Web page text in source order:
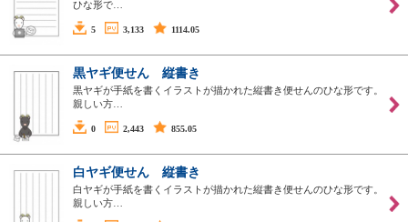
ひな形で…
5 3,133 1114.05
黒ヤギ便せん 縦書き
黒ヤギが手紙を書くイラストが描かれた縦書き便せんのひな形です。
親しい方…
0 2,443 855.05
白ヤギ便せん 縦書き
白ヤギが手紙を書くイラストが描かれた縦書き便せんのひな形です。
親しい方…